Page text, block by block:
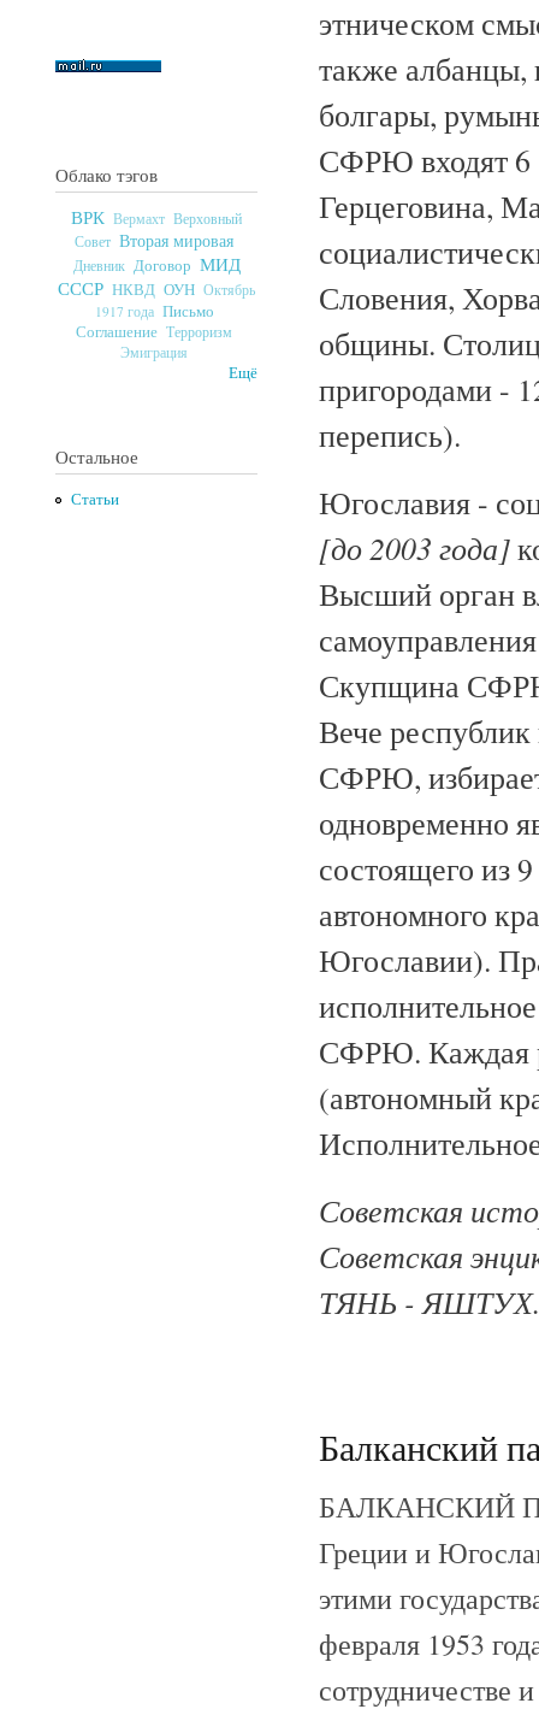
Облако тэгов
ВРК Вермахт Верховный
Совет Вторая мировая
Дневник Договор МИД
СССР НКВД ОУН Октябрь
1917 года Письмо
Соглашение Терроризм
Эмиграция
Ещё
Остальное
Статьи
этническом
также албанцы,
болгары,
СФРЮ входят 6
Герцеговина,
Словения,
общины.
пригородами -
перепись).
Югославия -
[до 2003 года]
Высший орган
Скупщина
Вече республик
СФРЮ,
одновременно
состоящего из
автономного
Югославии).
СФРЮ. Каждая
(автономный
Советская
Советская
ТЯНЬ - ЯШТУХ.
Балканский
БАЛКАНСКИЙ
Греции и
этими
февраля 1953
сотрудничестве